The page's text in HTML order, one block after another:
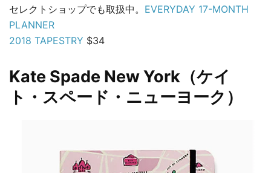
セレクトショップでも取扱中。 EVERYDAY 17-MONTH
PLANNER
2018 TAPESTRY $34
Kate Spade New York（ケイ
ト・スペード・ニューヨーク）